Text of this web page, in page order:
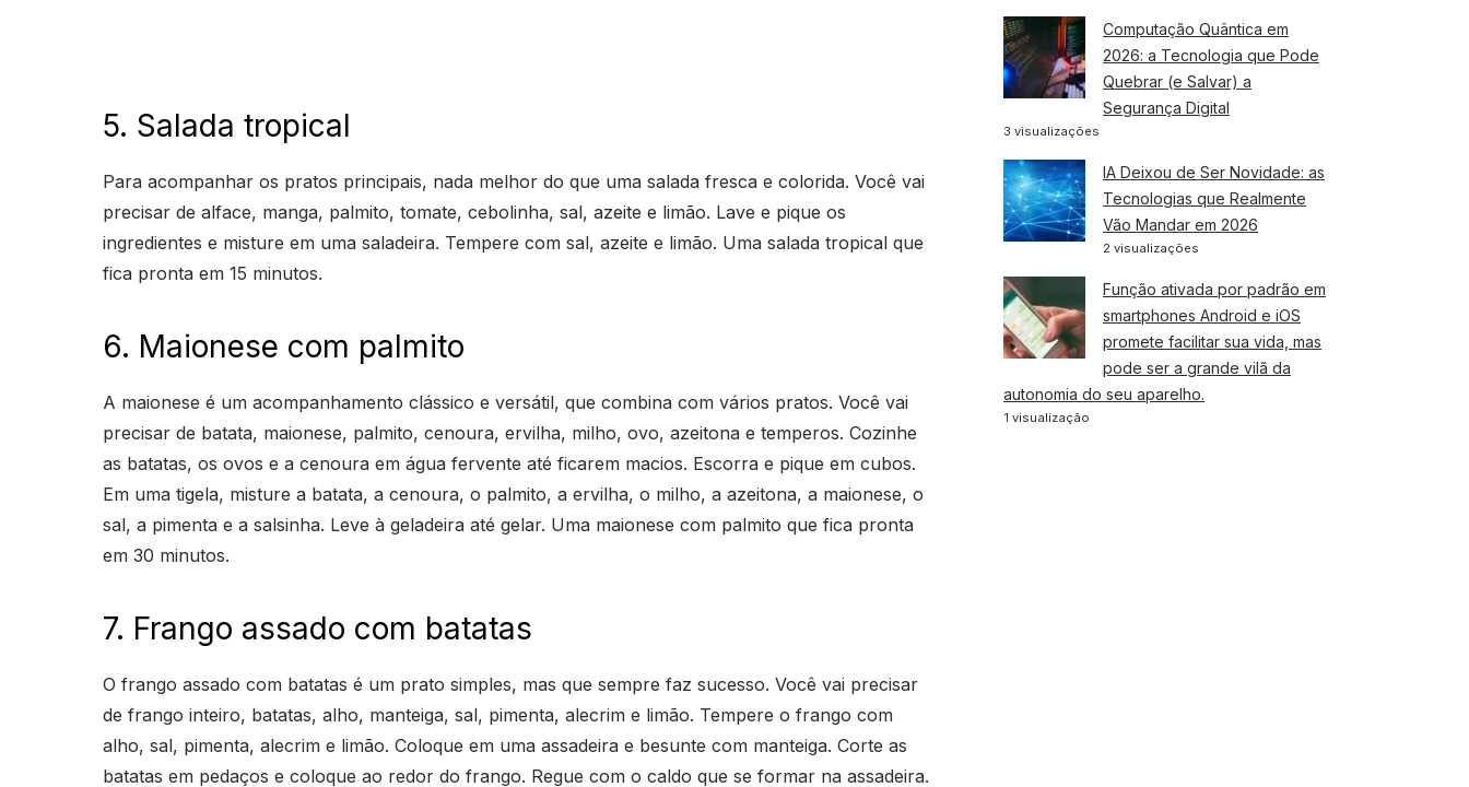
5. Salada tropical
Para acompanhar os pratos principais, nada melhor do que uma salada fresca e colorida. Você vai
precisar de alface, manga, palmito, tomate, cebolinha, sal, azeite e limão. Lave e pique os
ingredientes e misture em uma saladeira. Tempere com sal, azeite e limão. Uma salada tropical que
fica pronta em 15 minutos.
6. Maionese com palmito
A maionese é um acompanhamento clássico e versátil, que combina com vários pratos. Você vai
precisar de batata, maionese, palmito, cenoura, ervilha, milho, ovo, azeitona e temperos. Cozinhe
as batatas, os ovos e a cenoura em água fervente até ficarem macios. Escorra e pique em cubos.
Em uma tigela, misture a batata, a cenoura, o palmito, a ervilha, o milho, a azeitona, a maionese, o
sal, a pimenta e a salsinha. Leve à geladeira até gelar. Uma maionese com palmito que fica pronta
em 30 minutos.
7. Frango assado com batatas
O frango assado com batatas é um prato simples, mas que sempre faz sucesso. Você vai precisar
de frango inteiro, batatas, alho, manteiga, sal, pimenta, alecrim e limão. Tempere o frango com
alho, sal, pimenta, alecrim e limão. Coloque em uma assadeira e besunte com manteiga. Corte as
batatas em pedaços e coloque ao redor do frango. Regue com o caldo que se formar na assadeira.
Computação Quântica em
2026: a Tecnologia que Pode
Quebrar (e Salvar) a
Segurança Digital
3 visualizações
IA Deixou de Ser Novidade: as
Tecnologias que Realmente
Vão Mandar em 2026
2 visualizações
Função ativada por padrão em
smartphones Android e iOS
promete facilitar sua vida, mas
pode ser a grande vilã da
autonomia do seu aparelho.
1 visualização